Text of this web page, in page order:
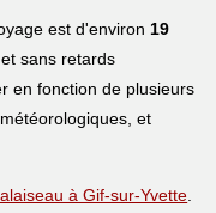
est d'environ19
sans retards
en fonction de plusieurs
et
à Gif-sur-Yvette.